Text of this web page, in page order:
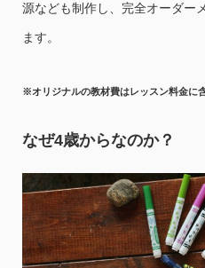
源なども制作し、完全オーダー
ます。
※オリジナルの教材費はレッスン料金に
なぜ4歳からなのか？